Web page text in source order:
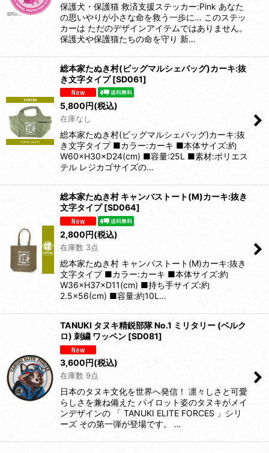
保護犬・保護猫 救済支援ステッカー:Pink あなた
の思いやりが小さな命を救う一歩に… このステッ
カーは ただのデザインアイテムではありません。
保護犬や保護猫たちの命を守り 新…
総本家たぬき村(ビッグマルシェバッグ)カーキ:抜
き文字タイプ [SD061]
5,800円(税込)
在庫なし
総本家たぬき村(ビッグマルシェバッグ)カーキ:抜
き文字タイプ ■カラー:カーキ ■本体サイズ:約
W60×H30×D24(cm) ■容量:25L ■素材:ポリエス
テル レジカゴサイズの…
総本家たぬき村 キャンバストート(M)カーキ:抜き
文字タイプ [SD064]
2,800円(税込)
在庫数 3点
総本家たぬき村 キャンバストート(M)カーキ:抜き
文字タイプ ■カラー:カーキ ■本体サイズ:約
W36×H37×D11(cm) ■持ち手サイズ:約
2.5×56(cm) ■容量:約10L…
TANUKI タヌキ精鋭部隊 No.1 ミリタリー (ベルク
ロ) 刺繍 ワッペン [SD081]
3,600円(税込)
在庫数 9点
日本のタヌキ文化を世界へ発信！ 凛々しさと可愛
らしさを兼ね備えた パイロット姿のタヌキがメイ
ンデザインの 「 TANUKI ELITE FORCES 」シリ
ーズ その第一弾が登場です。 …